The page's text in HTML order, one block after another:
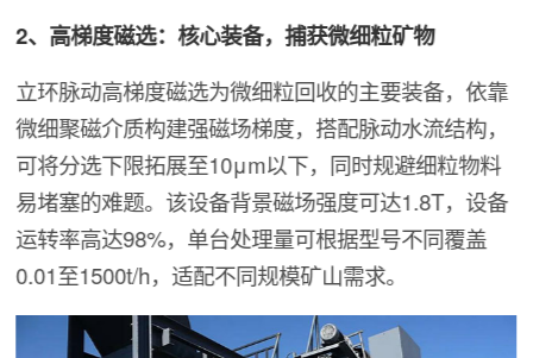
2、高梯度磁选：核心装备，捕获微细粒矿物
立环脉动高梯度磁选为微细粒回收的主要装备，依靠
微细聚磁介质构建强磁场梯度，搭配脉动水流结构，
可将分选下限拓展至10μm以下，同时规避细粒物料
易堵塞的难题。该设备背景磁场强度可达1.8T，设备
运转率高达98%，单台处理量可根据型号不同覆盖
0.01至1500t/h，适配不同规模矿山需求。